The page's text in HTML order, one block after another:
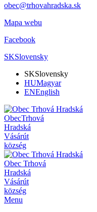
obec@trhovahradska.sk
Mapa webu
Facebook
SKSlovensky
SKSlovensky
HUMagyar
ENEnglish
ObecTrhová
Hradská
Vásárút
község
Obec Trhová
Hradská
Vásárút
község
Menu